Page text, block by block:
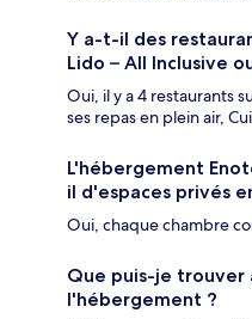
Y a-t-il des
Lido – All Inclusive
Oui, il y a 4 restaurants
ses repas en plein air,
L'hébergement
il d'espaces privés
Oui, chaque chambre
Que puis-je trouver
l'hébergement ?